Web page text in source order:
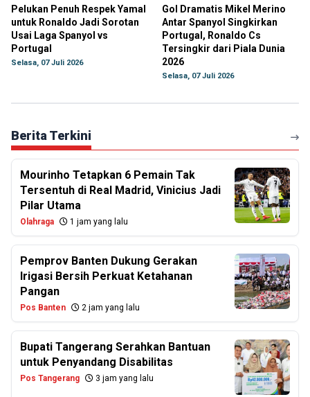
Pelukan Penuh Respek Yamal
untuk Ronaldo Jadi Sorotan
Usai Laga Spanyol vs
Portugal
Selasa, 07 Juli 2026
Gol Dramatis Mikel Merino
Antar Spanyol Singkirkan
Portugal, Ronaldo Cs
Tersingkir dari Piala Dunia
2026
Selasa, 07 Juli 2026
Berita Terkini
Mourinho Tetapkan 6 Pemain Tak
Tersentuh di Real Madrid, Vinicius Jadi
Pilar Utama
Olahraga 1 jam yang lalu
Pemprov Banten Dukung Gerakan
Irigasi Bersih Perkuat Ketahanan
Pangan
Pos Banten 2 jam yang lalu
Bupati Tangerang Serahkan Bantuan
untuk Penyandang Disabilitas
Pos Tangerang 3 jam yang lalu